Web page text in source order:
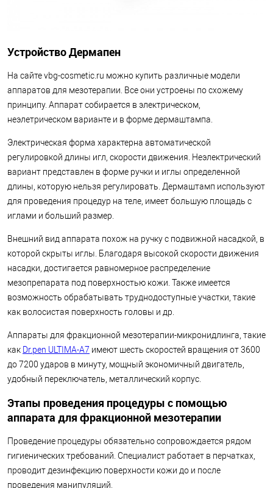
Устройство Дермапен
На сайте vbg-cosmetic.ru можно купить различные модели
аппаратов для мезотерапии. Все они устроены по схожему
принципу. Аппарат собирается в электрическом,
неэлетрическом варианте и в форме дермаштампа.
Электрическая форма характерна автоматической
регулировкой длины игл, скорости движения. Неэлектрический
вариант представлен в форме ручки и иглы определенной
длины, которую нельзя регулировать. Дермаштамп используют
для проведения процедур на теле, имеет большую площадь с
иглами и больший размер.
Внешний вид аппарата похож на ручку с подвижной насадкой, в
которой скрыты иглы. Благодаря высокой скорости движения
насадки, достигается равномерное распределение
мезопрепарата под поверхностью кожи. Также имеется
возможность обрабатывать труднодоступные участки, такие
как волосистая поверхность головы и др.
Аппараты для фракционной мезотерапии-микронидлинга, такие
как Dr.pen ULTIMA-А7 имеют шесть скоростей вращения от 3600
до 7200 ударов в минуту, мощный экономичный двигатель,
удобный переключатель, металлический корпус.
Этапы проведения процедуры с помощью
аппарата для фракционной мезотерапии
Проведение процедуры обязательно сопровождается рядом
гигиенических требований. Специалист работает в перчатках,
проводит дезинфекцию поверхности кожи до и после
проведения манипуляций.